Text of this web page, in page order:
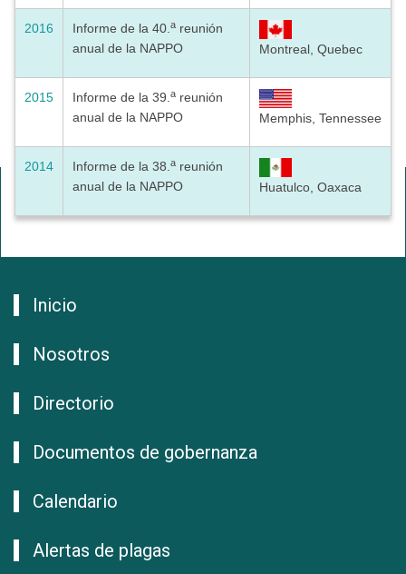
2016 Informe de la 40. a reunión
anual de la NAPPO
Montreal, Quebec
2015 Informe de la 39. a reunión
anual de la NAPPO
Memphis, Tennessee
2014 Informe de la 38. a reunión
anual de la NAPPO
Huatulco, Oaxaca
Inicio
Nosotros
Directorio
Documentos de gobernanza
Calendario
Alertas de plagas